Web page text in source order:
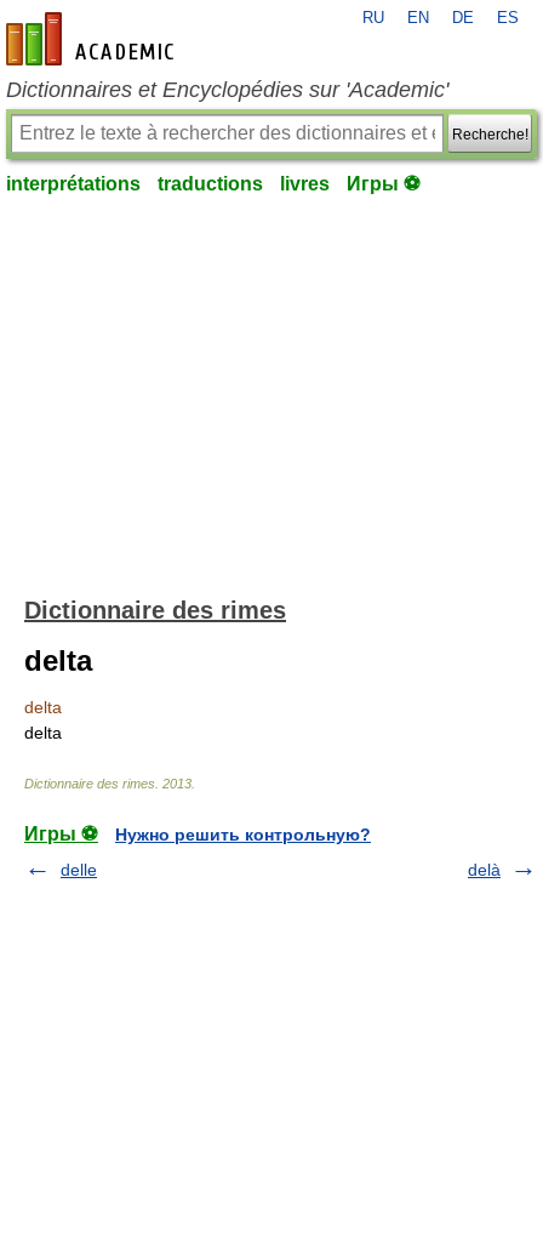
fr-academic.com
RU EN DE ES
Dictionnaires et Encyclopédies sur 'Academic'
Recherche!
interprétations traductions livres Игры ⚽
Dictionnaire des rimes
delta
delta
delta
Dictionnaire des rimes 2013
Игры ⚽
Нужно решить контрольную?
delle
delà